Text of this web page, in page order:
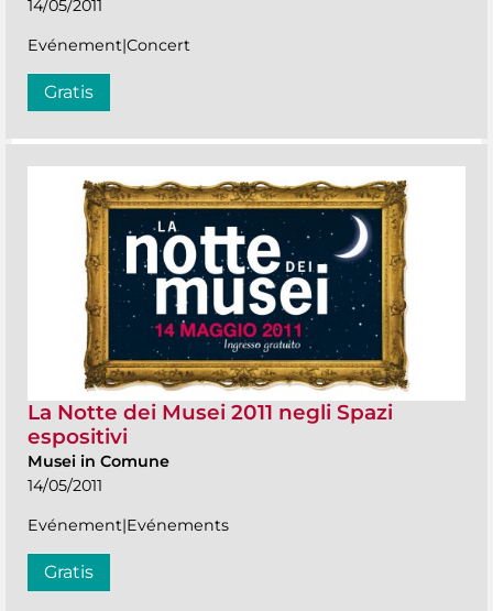
14/05/2011
Evénement|Concert
Gratis
La Notte dei Musei 2011 negli Spazi
espositivi
Musei in Comune
14/05/2011
Evénement|Evénements
Gratis